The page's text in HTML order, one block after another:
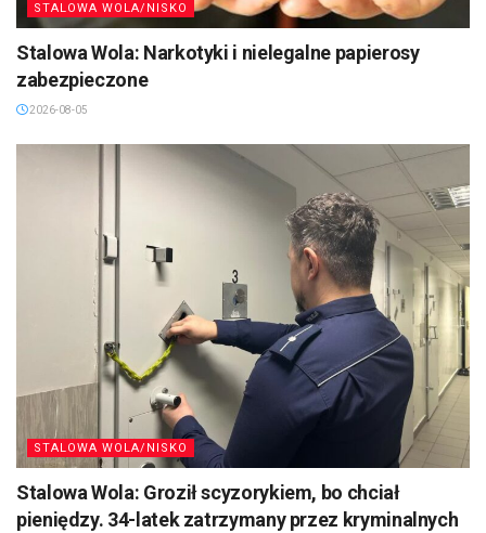
STALOWA WOLA/NISKO
Stalowa Wola: Narkotyki i nielegalne papierosy
zabezpieczone
2026-08-05
STALOWA WOLA/NISKO
Stalowa Wola: Groził scyzorykiem, bo chciał
pieniędzy. 34-latek zatrzymany przez kryminalnych